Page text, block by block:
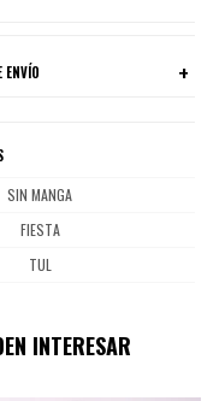
ENVÍO
SIN MANGA
FIESTA
TUL
INTERESAR